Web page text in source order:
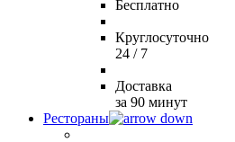
Бесплатно
Круглосуточно
24 / 7
Доставка
за 90 минут
Рестораны